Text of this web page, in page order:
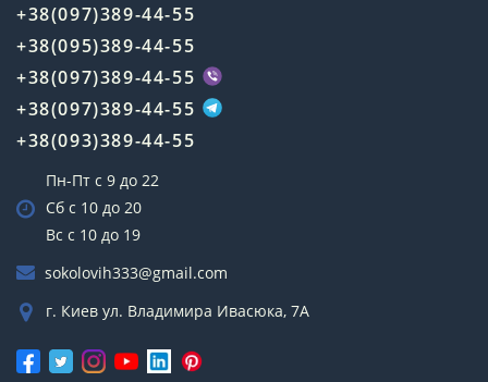
+38(097)389-44-55
+38(095)389-44-55
+38(097)389-44-55
+38(097)389-44-55
+38(093)389-44-55
Пн-Пт с 9 до 22
Сб с 10 до 20
Вс с 10 до 19
sokolovih333@gmail.com
г. Киев ул. Владимира Ивасюка, 7А